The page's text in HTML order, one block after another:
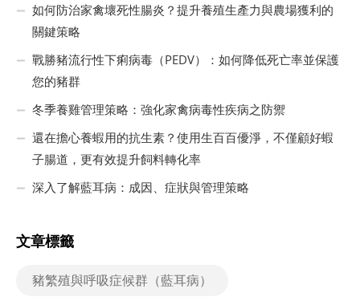
如何防治家禽壞死性腸炎？提升養殖生產力與農場獲利的
關鍵策略
戰勝豬流行性下痢病毒（PEDV）：如何降低死亡率並保護
您的豬群
冬季養雞管理策略：強化家禽病毒性疾病之防禦
還在擔心養蝦用的抗生素？使用生百百優淨，不僅顧好蝦
子腸道，更有效提升飼料轉化率
深入了解藍耳病：成因、症狀與管理策略
文章標籤
豬繁殖與呼吸症候群（藍耳病）